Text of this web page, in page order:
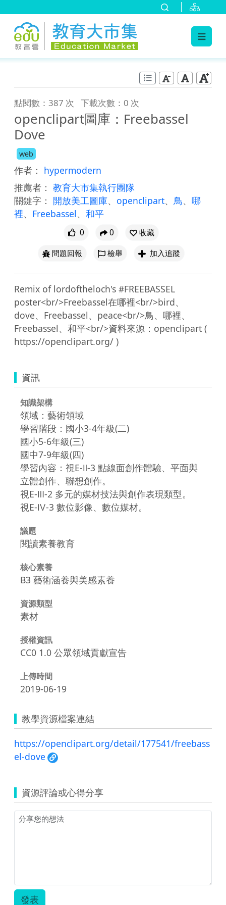
點閱數：387 次 下載次數：0 次
openclipart圖庫：Freebassel
Dove
web
作者： hypermodern
推薦者： 教育大市集執行團隊
關鍵字： 開放美工圖庫、 openclipart、 鳥、 哪
裡、 Freebassel、 和平
0 0
收藏
問題回報
檢舉 加入追蹤
Remix of lordoftheloch's #FREEBASSEL
poster<br/>Freebassel在哪裡<br/>bird、
dove、Freebassel、peace<br/>鳥、哪裡、
Freebassel、和平<br/>資料來源：openclipart (
資訊
知識架構
領域：藝術領域
學習階段：國小3-4年級(二)
國小5-6年級(三)
國中7-9年級(四)
學習內容：視E-Ⅱ-3 點線面創作體驗、平面與
立體創作、聯想創作。
視E-Ⅲ-2 多元的媒材技法與創作表現類型。
視E-Ⅳ-3 數位影像、數位媒材。
議題
閱讀素養教育
核心素養
B3 藝術涵養與美感素養
資源類型
素材
授權資訊
CC0 1.0 公眾領域貢獻宣告
上傳時間
2019-06-19
教學資源檔案連結
https://openclipart.org/detail/177541/freebass
el-dove
資源評論或心得分享
發表